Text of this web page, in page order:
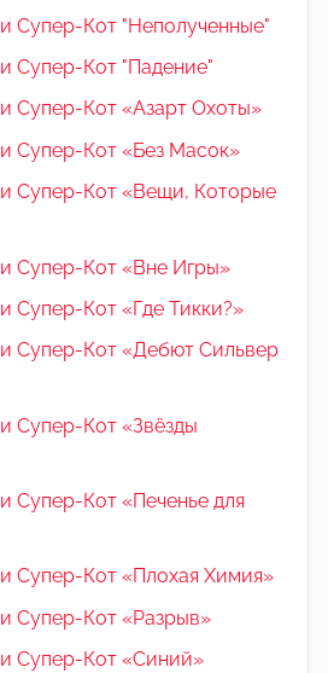
Супер-Кот "Неполученные"
Супер-Кот "Падение"
Супер-Кот «Азарт Охоты»
Супер-Кот «Без Масок»
Супер-Кот «Вещи, Которые
Супер-Кот «Вне Игры»
Супер-Кот «Где Тикки?»
Супер-Кот «Дебют Сильвер
Супер-Кот «Звёзды
Супер-Кот «Печенье для
Супер-Кот «Плохая Химия»
Супер-Кот «Разрыв»
Супер-Кот «Синий»